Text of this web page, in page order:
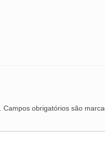
Campos obrigatórios são